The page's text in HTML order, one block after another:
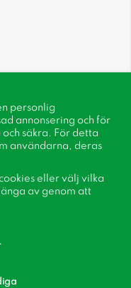
personlig
annonsering och för
säkra. För detta
användarna, deras
eller välj vilka
av genom att